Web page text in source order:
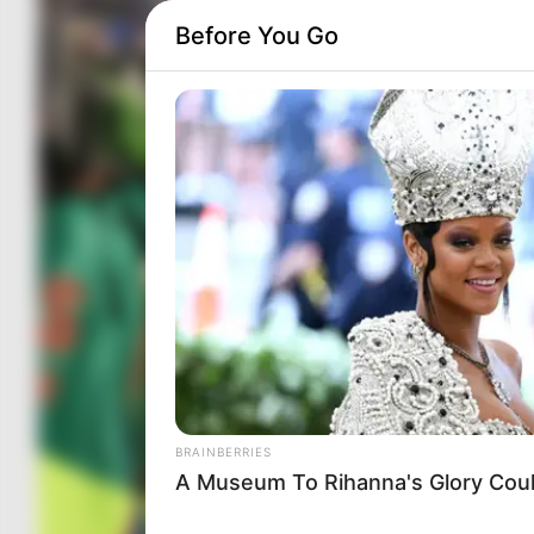
Before You Go
BRAINBERRIES
A Museum To Rihanna's Glory